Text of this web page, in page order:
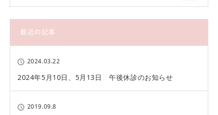
最近の記事
2024.03.22
2024年5月10日、5月13日 午後休診のお知らせ
2019.09.8